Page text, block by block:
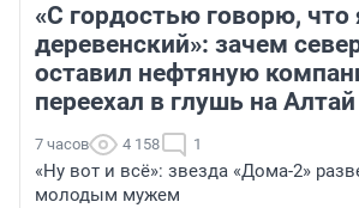
«С гордостью говорю, что
деревенский»: зачем
оставил нефтяную
переехал в глушь на Алтай
7 часов 4 158 1
«Ну вот и всё»: звезда «Дома-2»
молодым мужем